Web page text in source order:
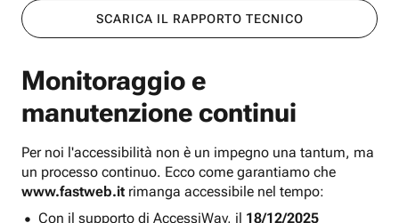
SCARICA IL RAPPORTO TECNICO
Monitoraggio e
manutenzione continui
Per noi l'accessibilità non è un impegno una tantum, ma
un processo continuo. Ecco come garantiamo che
www.fastweb.it rimanga accessibile nel tempo:
Con il supporto di AccessiWay, il 18/12/2025